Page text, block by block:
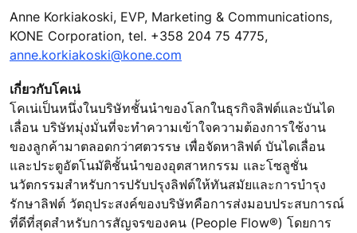
Anne Korkiakoski, EVP, Marketing & Communications,
KONE Corporation, tel. +358 204 75 4775,
anne.korkiakoski@kone.com
เกี่ยวกับโคเน่
โคเน่เป็นหนึ่งในบริษัทชั้นนำของโลกในธุรกิจลิฟต์และบันได
เลื่อน บริษัทมุ่งมั่นที่จะทำความเข้าใจความต้องการใช้งาน
ของลูกค้ามาตลอดกว่าศตวรรษ เพื่อจัดหาลิฟต์ บันไดเลื่อน
และประตูอัตโนมัติชั้นนำของอุตสาหกรรม และโซลูชั่น
นวัตกรรมสำหรับการปรับปรุงลิฟต์ให้ทันสมัยและการบำรุง
รักษาลิฟต์ วัตถุประสงค์ของบริษัทคือการส่งมอบประสบการณ์
ที่ดีที่สุดสำหรับการสัญจรของคน (People Flow®) โดยการ